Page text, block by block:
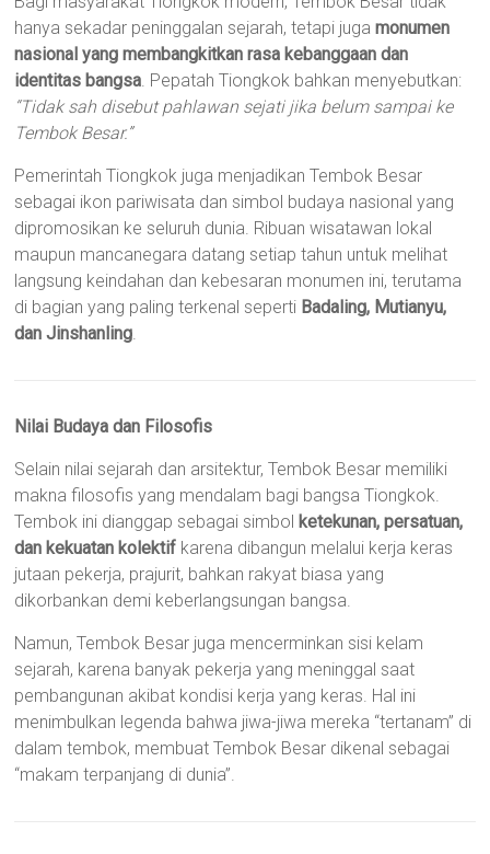
hanya sekadar peninggalan sejarah, tetapi jugamonumen
nasional yang membangkitkan rasa kebanggaan dan
identitas bangsa. Pepatah Tiongkok bahkan menyebutkan:
“Tidak sah disebut pahlawan sejati jika belum sampai ke
Tembok Besar.”
Pemerintah Tiongkok juga menjadikan Tembok Besar
sebagai ikon pariwisata dan simbol budaya nasional yang
dipromosikan ke seluruh dunia. Ribuan wisatawan lokal
maupun mancanegara datang setiap tahun untuk melihat
langsung keindahan dan kebesaran monumen ini, terutama
di bagian yang paling terkenal seperti Badaling, Mutianyu,
dan Jinshanling.
Nilai Budaya dan Filosofis
Selain nilai sejarah dan arsitektur, Tembok Besar memiliki
makna filosofis yang mendalam bagi bangsa Tiongkok.
Tembok ini dianggap sebagai simbol ketekunan, persatuan,
dan kekuatan kolektif karena dibangun melalui kerja keras
jutaan pekerja, prajurit, bahkan rakyat biasa yang
dikorbankan demi keberlangsungan bangsa.
Namun, Tembok Besar juga mencerminkan sisi kelam
sejarah, karena banyak pekerja yang meninggal saat
pembangunan akibat kondisi kerja yang keras. Hal ini
menimbulkan legenda bahwa jiwa-jiwa mereka “tertanam” di
dalam tembok, membuat Tembok Besar dikenal sebagai
“makam terpanjang di dunia”.